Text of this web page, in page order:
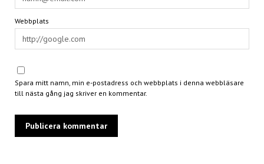
Webbplats
Spara mitt namn, min e-postadress och webbplats i denna webbläsare
till nästa gång jag skriver en kommentar.